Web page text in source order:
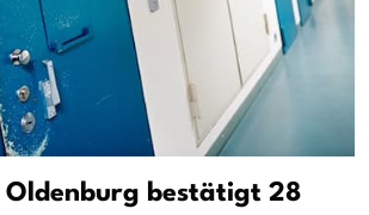
Oldenburg bestätigt 28